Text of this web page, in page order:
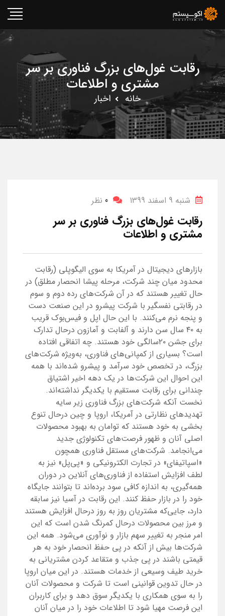
رقابت غول‌های بزرگ فناوری بر سر
مشتری و اطلاعات
خانه اخبار
شنبه 9 اسفند 1399 0 نظر
رقابت غول‌های بزرگ فناوری بر سر
مشتری و اطلاعات
بازارهای دیجیتال در آمریکا به سوی الیگوپلی (رقابت
محدود میان چند شرکت، مرحله پیشا انحصار مطلق) در
حال تغییر هستند که در آن شرکت‌های رده دوم و سوم
در رقابتی نفسگیر با شرکت پیشرو در این صنعت دست
و پنجه نرم می‌کنند. با این حال اپل و فیس‌بوک قریب
به ۴۰ سال سن دارند و آلفابت و آمازون درحال تدارک
برای جشن ۲۰سالگی خود هستند. چه اتفاقی افتاده
است؟ بسیاری از کمپانی‌های فناوری، به‌ویژه شرکت‌های
بزرگ، در تخصص خود سرآمد و پیشرو شده‌اند با همه
این احوال این شرکت‌ها در یک دهه اخیر اشتیاق
چندانی برای رقابت مستقیم با یکدیگر نداشته‌اند.
نخست آنکه شرکت‌های بزرگ فناوری زیر سایه
تهدیدهای نظارتی در آمریکا، اروپا و چین درحال تنوع
بخشی به خود هستند که توامان به بهبود محصولات
اصلی آنان و ظهور فرصت‌های تکنولوژی جدید
می‌انجامد. شرکت‌های مستقل فناوری همچون
«اسپاتیفای» در تجارت الکترونیکی و «پی‌پل» نیز به
لطف افزایش استفاده از فناوری‌های آنلاین در دوران
همه‌گیری، به اندازه کافی سود برده‌اند تا بتوانند جایگاه
خود را در بازار حفظ کنند. این رقابت در آسیا نیز سابقه
دارد، جایی‌که مشتریان روز به روز درحال افزایش هستند
و مرز بین محصولات درحال کمرنگ شدن است که این
امر منجر به تغییر سهم بازار و نوآوری می‌شود. همه این
شرکت‌ها بیش از آنکه در پی حفظ انحصار خود به هر
قیمتی باشند در پی جذب و متقاعد کردن مشتریانی به
خرید طیف وسیعی از خدمات هستند. در این میان اروپا
در حال تدوین قوانینی است تا شرکت و محصولات آنان
را به سوی همکاری با یکدیگر سوق دهد و برای کاربران
این فرصت مهیا شود تا اطلاعات خود را در میان آنان